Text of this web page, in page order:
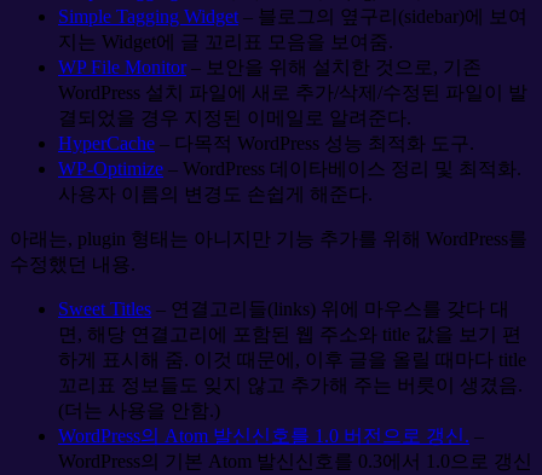
Simple Tagging Widget – 블로그의 옆구리(sidebar)에 보여
지는 Widget에 글 꼬리표 모음을 보여줌.
WP File Monitor– 보안을 위해 설치한 것으로, 기존
WordPress 설치 파일에 새로 추가/삭제/수정된 파일이 발
결되었을 경우 지정된 이메일로 알려준다.
HyperCache – 다목적 WordPress 성능 최적화 도구.
WP-Optimize – WordPress 데이타베이스 정리 및 최적화.
사용자 이름의 변경도 손쉽게 해준다.
아래는, plugin 형태는 아니지만 기능 추가를 위해 WordPress를
수정했던 내용.
Sweet Titles – 연결고리들(links) 위에 마우스를 갖다 대
면, 해당 연결고리에 포함된 웹 주소와 title 값을 보기 편
하게 표시해 줌. 이것 때문에, 이후 글을 올릴 때마다 title
꼬리표 정보들도 잊지 않고 추가해 주는 버릇이 생겼음.
(더는 사용을 안함.)
WordPress의 Atom 발신신호를 1.0 버전으로 갱신. –
WordPress의 기본 Atom 발신신호를 0.3에서 1.0으로 갱신